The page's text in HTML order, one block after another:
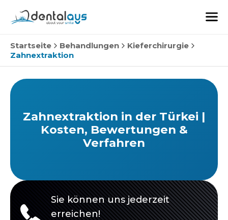
Startseite Behandlungen
Kieferchirurgie
Zahnextraktion
Zahnextraktion in der Türkei |
Kosten, Bewertungen &
Verfahren
Sie können uns jederzeit
erreichen!